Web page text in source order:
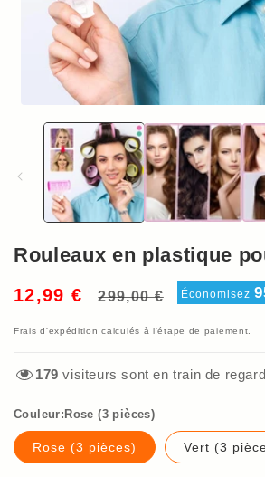
média
une
fenêtre
modale
Rouleaux en plastique
12,99 €
Prix
299,00 €
Prix
Économisez
Frais d'expédition calculés à l'étape de paiement.
179 visiteurs sont en train de
Couleur:Rose (3 pièces)
Rose (3 pièces) Vert (3